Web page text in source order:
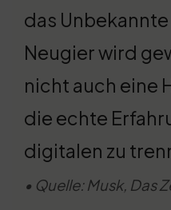
das
Neugier wird
nicht auch eine
die echte
digitalen zu
• Quelle: Musk, Das